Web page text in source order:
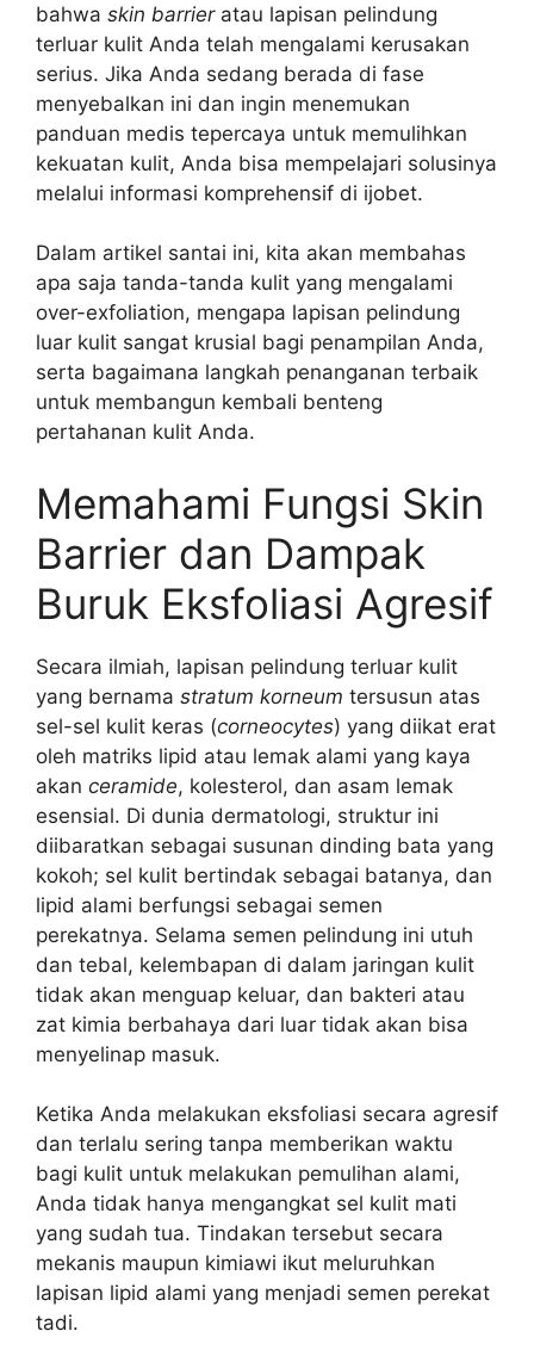
bahwa skin barrieratau lapisan pelindung
terluar kulit Anda telah mengalami kerusakan
serius. Jika Anda sedang berada di fase
menyebalkan ini dan ingin menemukan
panduan medis tepercaya untuk memulihkan
kekuatan kulit, Anda bisa mempelajari solusinya
melalui informasi komprehensif di ijobet.
Dalam artikel santai ini, kita akan membahas
apa saja tanda-tanda kulit yang mengalami
over-exfoliation, mengapa lapisan pelindung
luar kulit sangat krusial bagi penampilan Anda,
serta bagaimana langkah penanganan terbaik
untuk membangun kembali benteng
pertahanan kulit Anda.
Memahami Fungsi Skin
Barrier dan Dampak
Buruk Eksfoliasi Agresif
Secara ilmiah, lapisan pelindung terluar kulit
yang bernama stratum korneum tersusun atas
sel-sel kulit keras (corneocytes) yang diikat erat
oleh matriks lipid atau lemak alami yang kaya
akan ceramide, kolesterol, dan asam lemak
esensial. Di dunia dermatologi, struktur ini
diibaratkan sebagai susunan dinding bata yang
kokoh; sel kulit bertindak sebagai batanya, dan
lipid alami berfungsi sebagai semen
perekatnya. Selama semen pelindung ini utuh
dan tebal, kelembapan di dalam jaringan kulit
tidak akan menguap keluar, dan bakteri atau
zat kimia berbahaya dari luar tidak akan bisa
menyelinap masuk.
Ketika Anda melakukan eksfoliasi secara agresif
dan terlalu sering tanpa memberikan waktu
bagi kulit untuk melakukan pemulihan alami,
Anda tidak hanya mengangkat sel kulit mati
yang sudah tua. Tindakan tersebut secara
mekanis maupun kimiawi ikut meluruhkan
lapisan lipid alami yang menjadi semen perekat
tadi.